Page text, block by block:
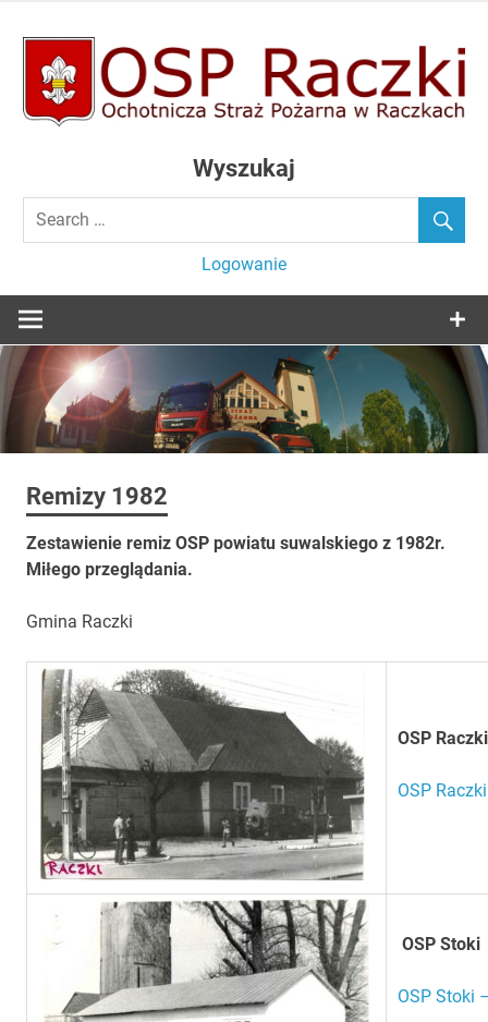
content
OSP Raczki
Wyszukaj
Logowanie
Remizy 1982
Zestawienie remiz OSP powiatu suwalskiego z 1982r.
Miłego przeglądania.
Gmina Raczki
OSP Raczki
OSP
OSP Stoki
OSP Stoki